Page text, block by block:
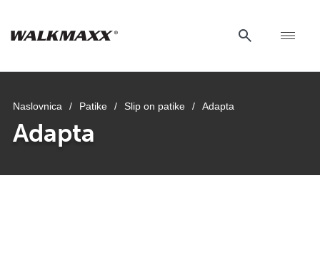
Naslovnica / Patike / Slip on patike / Adapta
Adapta